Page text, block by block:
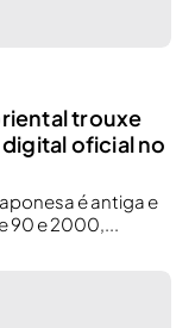
trouxe
oficial no
é antiga e
90 e 2000,...